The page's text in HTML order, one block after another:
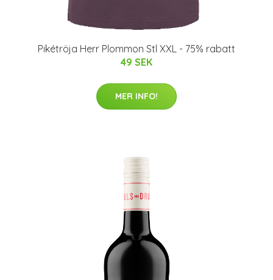
Pikétröja Herr Plommon Stl XXL - 75% rabatt
49 SEK
MER INFO!